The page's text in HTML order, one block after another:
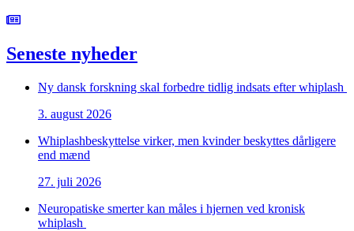
Seneste nyheder
Ny dansk forskning skal forbedre tidlig indsats efter whiplash
3. august 2026
Whiplashbeskyttelse virker, men kvinder beskyttes dårligere
end mænd
27. juli 2026
Neuropatiske smerter kan måles i hjernen ved kronisk
whiplash